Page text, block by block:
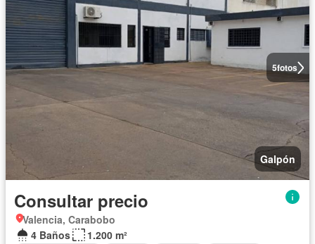
5fotos
Galpón
Consultar precio
Valencia, Carabobo
4 Baños
1.200 m²